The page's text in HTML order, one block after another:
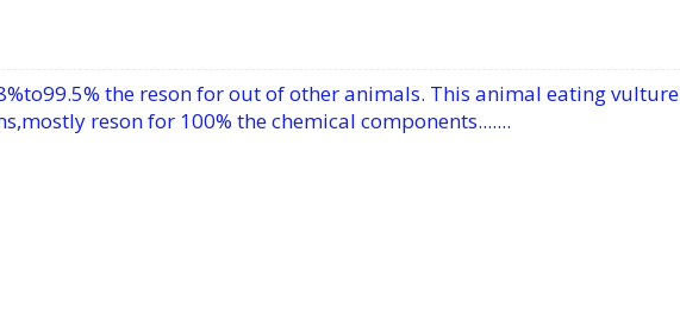
the reson for out of other animals. This animal eating vulture
reson for 100% the chemical components.......